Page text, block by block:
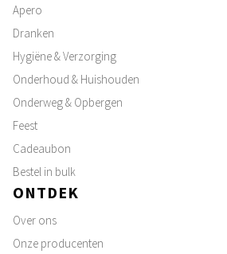
Apero
Dranken
Hygiëne & Verzorging
Onderhoud & Huishouden
Onderweg & Opbergen
Feest
Cadeaubon
Bestel in bulk
ONTDEK
Over ons
Onze producenten